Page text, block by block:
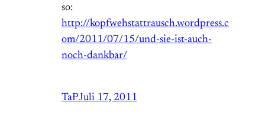
so:
http://kopfwehstattrausch.wordpress.c
om/2011/07/15/und-sie-ist-auch-
noch-dankbar/
TaPJuli 17, 2011